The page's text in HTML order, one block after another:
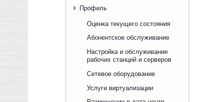
Профиль
Оценка текущего состояния
Абонентское обслуживание
Настройка и обслуживание
рабочих станций и серверов
Сетевое оборудование
Услуги виртуализации